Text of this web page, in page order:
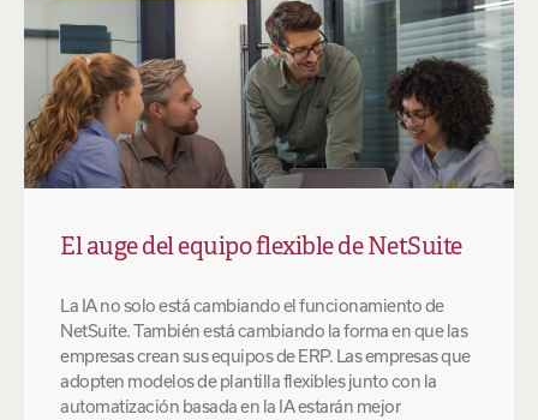
El auge del equipo flexible de NetSuite
La IA no solo está cambiando el funcionamiento de
NetSuite. También está cambiando la forma en que las
empresas crean sus equipos de ERP. Las empresas que
adopten modelos de plantilla flexibles junto con la
automatización basada en la IA estarán mejor